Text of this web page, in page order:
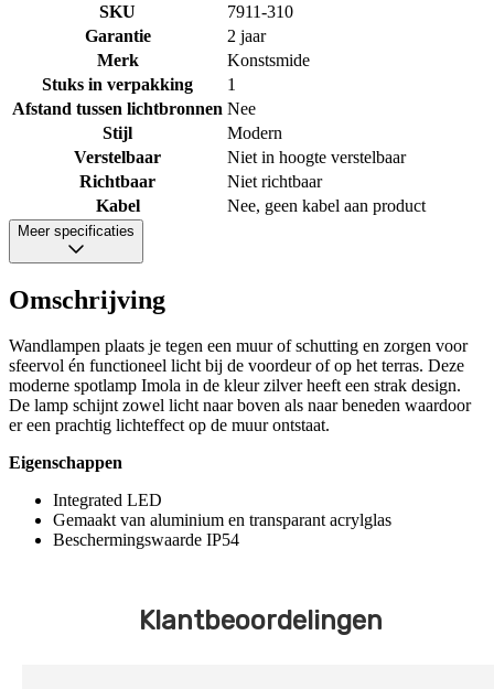
SKU
7911-310
Garantie
2 jaar
Merk
Konstsmide
Stuks in verpakking
1
Afstand tussen lichtbronnen Nee
Stijl
Modern
Verstelbaar
Niet in hoogte verstelbaar
Richtbaar
Niet richtbaar
Kabel
Nee, geen kabel aan product
Meer specificaties
Omschrijving
Wandlampen plaats je tegen een muur of schutting en zorgen voor
sfeervol én functioneel licht bij de voordeur of op het terras. Deze
moderne spotlamp Imola in de kleur zilver heeft een strak design.
De lamp schijnt zowel licht naar boven als naar beneden waardoor
er een prachtig lichteffect op de muur ontstaat.
Eigenschappen
Integrated LED
Gemaakt van aluminium en transparant acrylglas
Beschermingswaarde IP54
Klantbeoordelingen